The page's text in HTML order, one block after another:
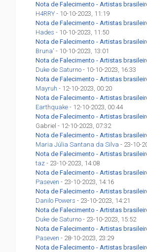
Nota de Falecimento - Artistas
H4RRY - 10-10-2023, 11:19
Nota de Falecimento - Artistas
Hades - 10-10-2023, 11:50
Nota de Falecimento - Artistas
Bruna' - 10-10-2023, 13:01
Nota de Falecimento - Artistas
Duke de Saturno - 10-10-2023, 16:33
Nota de Falecimento - Artistas
Mayruh - 12-10-2023, 00:20
Nota de Falecimento - Artistas
Earthquake - 12-10-2023, 00:44
Nota de Falecimento - Artistas
Gabriel - 12-10-2023, 07:32
Nota de Falecimento - Artistas
Maria Júlia Santana da Silva - 23-10-
Nota de Falecimento - Artistas
taz - 23-10-2023, 14:08
Nota de Falecimento - Artistas
Paseven - 23-10-2023, 14:16
Nota de Falecimento - Artistas
Danilo Powers - 23-10-2023, 14:21
Nota de Falecimento - Artistas
Duke de Saturno - 23-10-2023, 15:52
Nota de Falecimento - Artistas
Paseven - 28-10-2023, 23:29
Nota de Falecimento - Artistas